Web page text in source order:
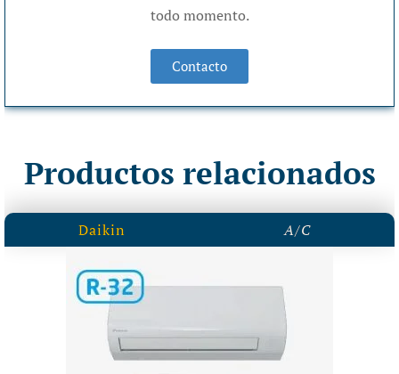
todo momento.
Contacto
Productos relacionados
Daikin A/C